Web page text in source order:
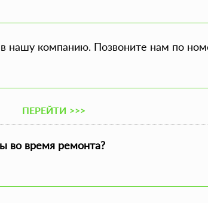
нашу компанию. Позвоните нам по
ПЕРЕЙТИ >>>
во время ремонта?